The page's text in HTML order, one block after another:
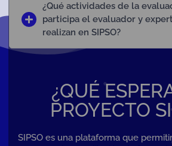
¿Qué actividades de la
participa el evaluador y
realizan en SIPSO?
¿QUÉ
PROYECTO
SIPSO es una plataforma que